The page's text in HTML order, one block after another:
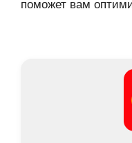
поможет вам